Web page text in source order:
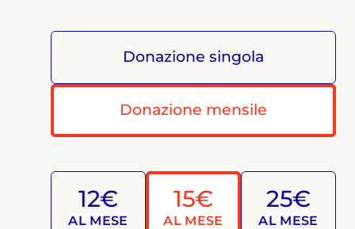
Donazione singola
Donazione mensile
12€
AL MESE
15€
AL MESE
25€
AL MESE